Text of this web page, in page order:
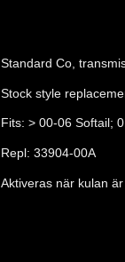
Standard Co,
Stock style
Fits: > 00-06 Softail;
Repl: 33904-00A
Aktiveras när kulan